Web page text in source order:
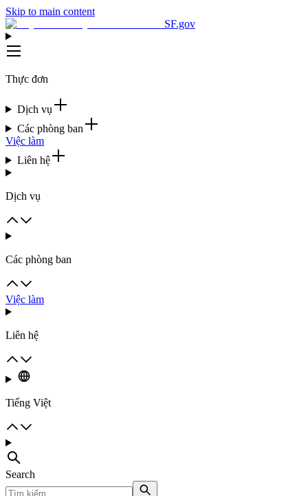
Skip to main content
SF.gov
Thực đơn
Dịch vụ
Các phòng ban
Việc làm
Liên hệ
Dịch vụ
Các phòng ban
Việc làm
Liên hệ
Tiếng Việt
Search